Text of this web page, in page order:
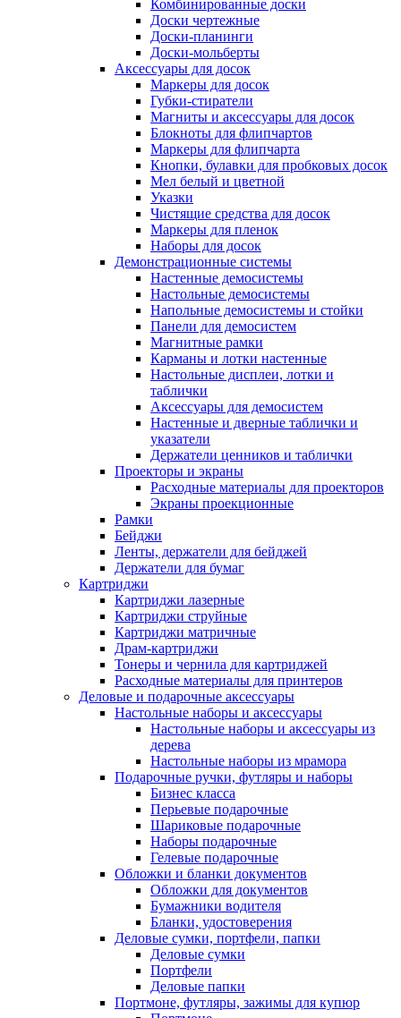
Комбинированные доски
Доски чертежные
Доски-планинги
Доски-мольберты
Аксессуары для досок
Маркеры для досок
Губки-стиратели
Магниты и аксессуары для досок
Блокноты для флипчартов
Маркеры для флипчарта
Кнопки, булавки для пробковых досок
Мел белый и цветной
Указки
Чистящие средства для досок
Маркеры для пленок
Наборы для досок
Демонстрационные системы
Настенные демосистемы
Настольные демосистемы
Напольные демосистемы и стойки
Панели для демосистем
Магнитные рамки
Карманы и лотки настенные
Настольные дисплеи, лотки и
таблички
Аксессуары для демосистем
Настенные и дверные таблички и
указатели
Держатели ценников и таблички
Проекторы и экраны
Расходные материалы для проекторов
Экраны проекционные
Рамки
Бейджи
Ленты, держатели для бейджей
Держатели для бумаг
Картриджи
Картриджи лазерные
Картриджи струйные
Картриджи матричные
Драм-картриджи
Тонеры и чернила для картриджей
Расходные материалы для принтеров
Деловые и подарочные аксессуары
Настольные наборы и аксессуары
Настольные наборы и аксессуары из
дерева
Настольные наборы из мрамора
Подарочные ручки, футляры и наборы
Бизнес класса
Перьевые подарочные
Шариковые подарочные
Наборы подарочные
Гелевые подарочные
Обложки и бланки документов
Обложки для документов
Бумажники водителя
Бланки, удостоверения
Деловые сумки, портфели, папки
Деловые сумки
Портфели
Деловые папки
Портмоне, футляры, зажимы для купюр